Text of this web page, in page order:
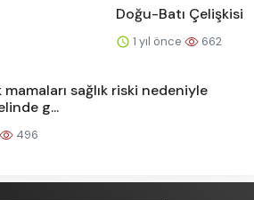
Doğu-Batı Çelişkisi
1 yıl önce 662
sağlık riski nedeniyle
g...
496